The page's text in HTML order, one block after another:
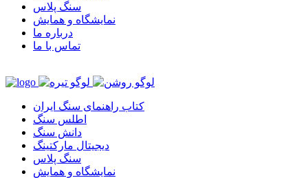
سنگ پلاس
نمایشگاه و همایش
درباره ما
تماس با ما
کتاب راهنمای سنگ ایران
اطلس سنگ
دانش سنگ
دیجیتال مارکتینگ
سنگ پلاس
نمایشگاه و همایش